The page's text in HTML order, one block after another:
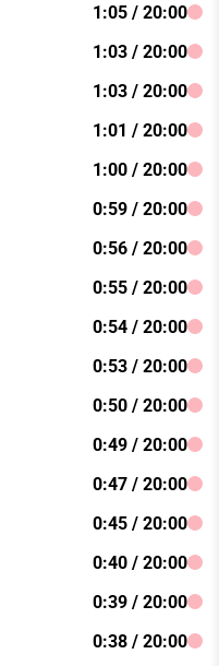
1:05 / 20:00
1:03 / 20:00
1:03 / 20:00
1:01 / 20:00
1:00 / 20:00
0:59 / 20:00
0:56 / 20:00
0:55 / 20:00
0:54 / 20:00
0:53 / 20:00
0:50 / 20:00
0:49 / 20:00
0:47 / 20:00
0:45 / 20:00
0:40 / 20:00
0:39 / 20:00
0:38 / 20:00